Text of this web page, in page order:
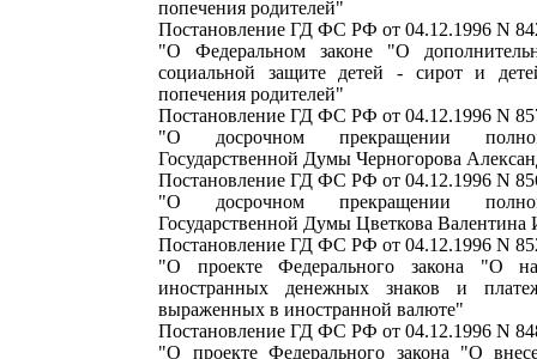
попечения родителей"
Постановление ГД ФС РФ от 04.12.1996 N
"О Федеральном законе "О
социальной защите детей - сирот и
попечения родителей"
Постановление ГД ФС РФ от 04.12.1996 N
"О досрочном прекращении
Государственной Думы Черногорова
Постановление ГД ФС РФ от 04.12.1996 N
"О досрочном прекращении
Государственной Думы Цветкова Валентина
Постановление ГД ФС РФ от 04.12.1996 N
"О проекте Федерального закона "О
иностранных денежных знаков и
выраженных в иностранной валюте"
Постановление ГД ФС РФ от 04.12.1996 N
"О проекте Федерального закона "О